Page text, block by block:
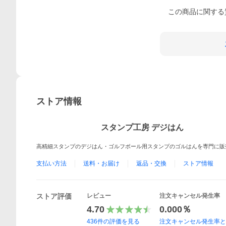
この商品に関す
ストア情報
スタンプ工房 デジはん
高精細スタンプのデジはん・ゴルフボール用スタンプのゴルはんを専門に
支払い方法 送料・お届け 返品・交換 ストア情報
ストア評価 レビュー
4.70
436件の評価を見る
注文キャンセル発生率
0.000％
注文キャンセル発生率